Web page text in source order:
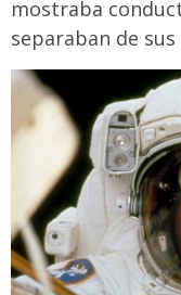
mostraba
separaban de